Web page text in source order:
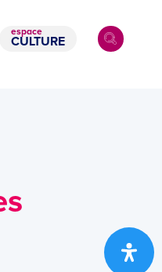
espace
CULTURE